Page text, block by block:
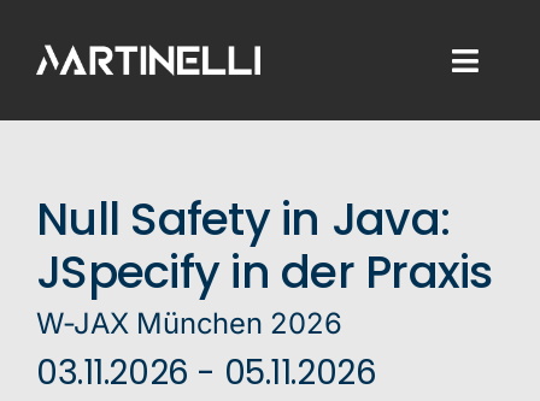
Consulting
Development
Null Safety in Java:
JSpecify in der Praxis
W-JAX München 2026
03.11.2026 - 05.11.2026